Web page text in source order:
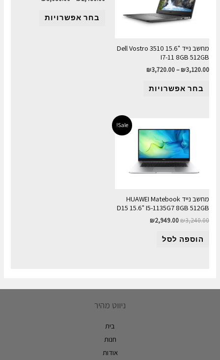
מחשב נייד Dell Vostro 3510 15.6"
I7-11 8GB 512GB
₪3,120.00
–
₪3,720.00
בחר אפשרויות
בחר אפשרויות
Sale!
מחשב נייד HUAWEI Matebook
D15 15.6" I5-1135G7 8GB 512GB
₪3,240.00
₪2,949.00
הוספה לסל
ניווט מהיר
בית
חנות
אודות